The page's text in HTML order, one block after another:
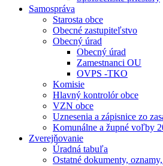
Samospráva
Starosta obce
Obecné zastupiteľstvo
Obecný úrad
Obecný úrad
Zamestnanci OU
OVPS -TKO
Komisie
Hlavný kontrolór obce
VZN obce
Uznesenia a zápisnice zo
Komunálne a župné voľby
Zverejňovanie
Úradná tabuľa
Ostatné dokumenty,